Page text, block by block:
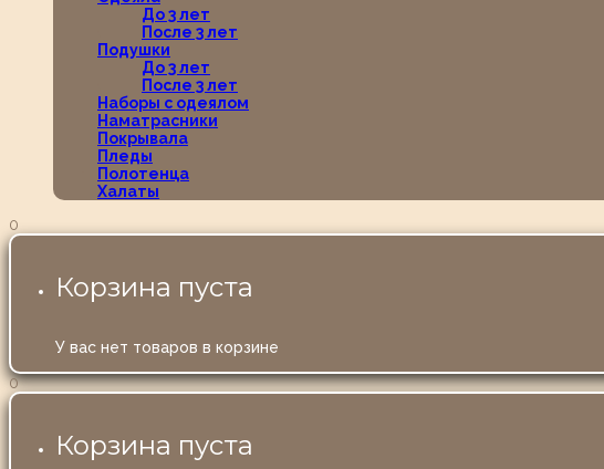
До 3 лет
После 3 лет
Подушки
До 3 лет
После 3 лет
Наборы с одеялом
Наматрасники
Покрывала
Пледы
Полотенца
Халаты
0
Корзина пуста
У вас нет товаров в корзине
0
Корзина пуста